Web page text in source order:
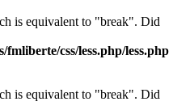
is equivalent to "break". Did
css/less.php/less.php
is equivalent to "break". Did